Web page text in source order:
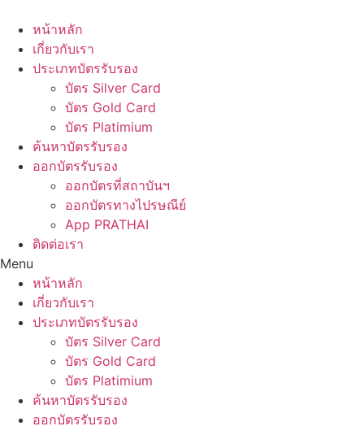
content
หน้าหลัก
เกี่ยวกับเรา
ประเภทบัตรรับรอง
บัตร Silver Card
บัตร Gold Card
บัตร Platimium
ค้นหาบัตรรับรอง
ออกบัตรรับรอง
ออกบัตรที่สถาบันฯ
ออกบัตรทางไปรษณีย์
App PRATHAI
ติดต่อเรา
Menu
หน้าหลัก
เกี่ยวกับเรา
ประเภทบัตรรับรอง
บัตร Silver Card
บัตร Gold Card
บัตร Platimium
ค้นหาบัตรรับรอง
ออกบัตรรับรอง